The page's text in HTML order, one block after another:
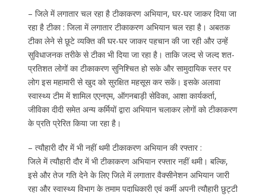
– जिले में लगातार चल रहा है टीकाकरण अभियान, घर-घर जाकर दिया जा
रहा है टीका : जिला में लगातार टीकाकरण अभियान चल रहा है। अबतक
टीका लेने से छूटे व्यक्ति की घर-घर जाकर पहचान की जा रही और उन्हें
सुविधाजनक तरीके से टीका भी दिया जा रहा है। ताकि जल्द से जल्द शत-
प्रतिशत लोगों का टीकाकरण सुनिश्चित हो सके और सामुदायिक स्तर पर
लोग इस महामारी से खुद को सुरक्षित महसूस कर सकें। इसके अलावा
स्वास्थ्य टीम में शामिल एएनएम, ऑगनबाड़ी सेविका, आशा कार्यकर्ता,
जीविका दीदी समेत अन्य कर्मियों द्वारा अभियान चलाकर लोगों को टीकाकरण
के प्रति प्रेरित किया जा रहा है।
– त्यौहारी दौर में भी नहीं थमी टीकाकरण अभियान की रफ्तार :
जिले में त्यौहारी दौर में भी टीकाकरण अभियान रफ्तार नहीं थमी। बल्कि,
इसे और तेज गति देने के लिए जिले में लगातार वैक्सीनेशन अभियान जारी
रहा और स्वास्थ्य विभाग के तमाम पदाधिकारी एवं कर्मी अपनी त्यौहारी छुट्टी